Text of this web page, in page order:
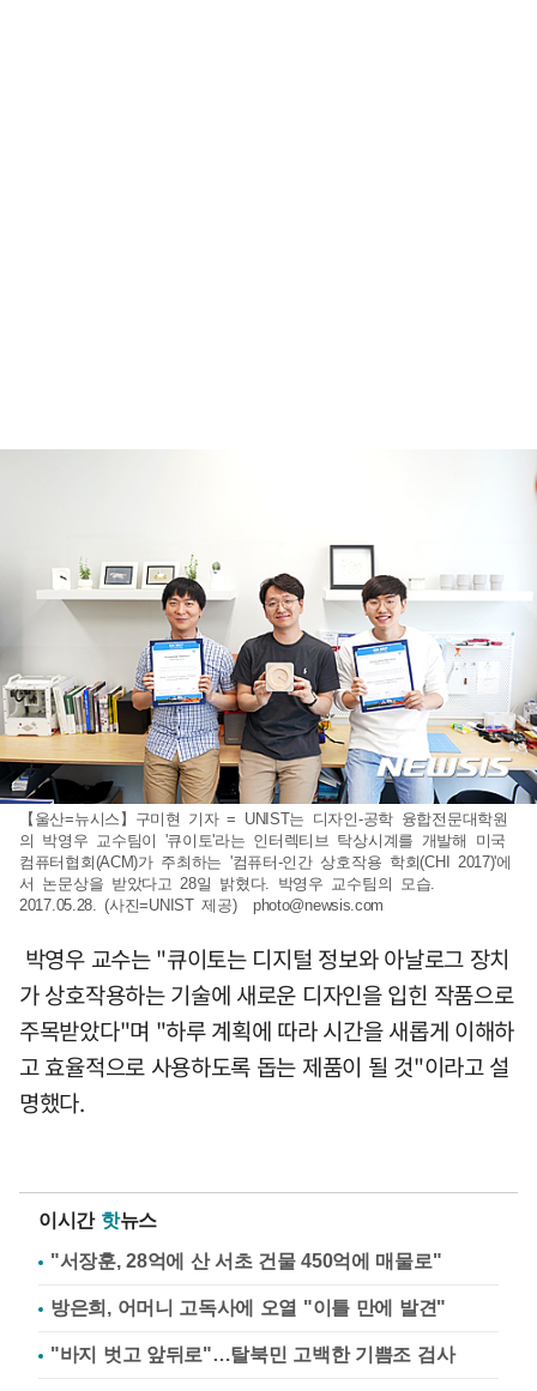
【울산=뉴시스】구미현 기자 = UNIST는 디자인-공학 융합전문대학원
의 박영우 교수팀이 '큐이토'라는 인터렉티브 탁상시계를 개발해 미국
컴퓨터협회(ACM)가 주최하는 '컴퓨터-인간 상호작용 학회(CHI 2017)'에
서 논문상을 받았다고 28일 밝혔다. 박영우 교수팀의 모습.
2017.05.28. (사진=UNIST 제공) photo@newsis.com
박영우 교수는 "큐이토는 디지털 정보와 아날로그 장치
가 상호작용하는 기술에 새로운 디자인을 입힌 작품으로
주목받았다"며 "하루 계획에 따라 시간을 새롭게 이해하
고 효율적으로 사용하도록 돕는 제품이 될 것"이라고 설
명했다.
이시간 핫뉴스
"서장훈, 28억에 산 서초 건물 450억에 매물로"
방은희, 어머니 고독사에 오열 "이틀 만에 발견"
"바지 벗고 앞뒤로"…탈북민 고백한 기쁨조 검사